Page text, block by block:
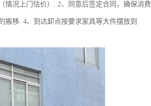
情况上门估价）. 2、同意后签定合同，确保消费
移. 4、到达卸点按要求家具等大件摆放到